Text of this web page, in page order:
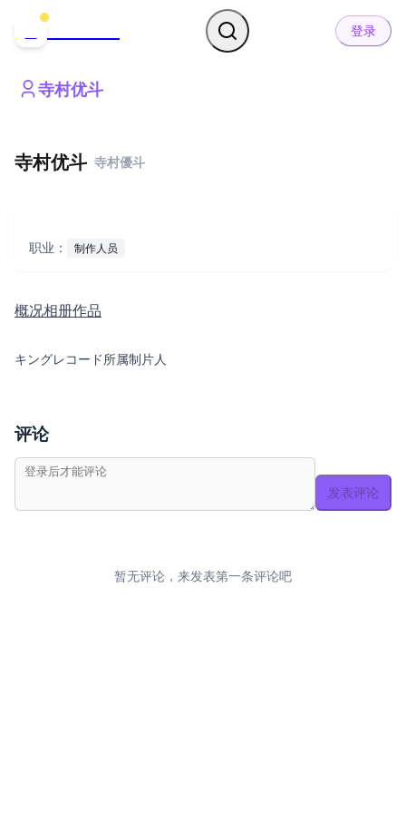
登录
寺村优斗
寺村优斗 寺村優斗
职业： 制作人员
概况相册作品
キングレコード所属制片人
评论
发表评论
暂无评论，来发表第一条评论吧